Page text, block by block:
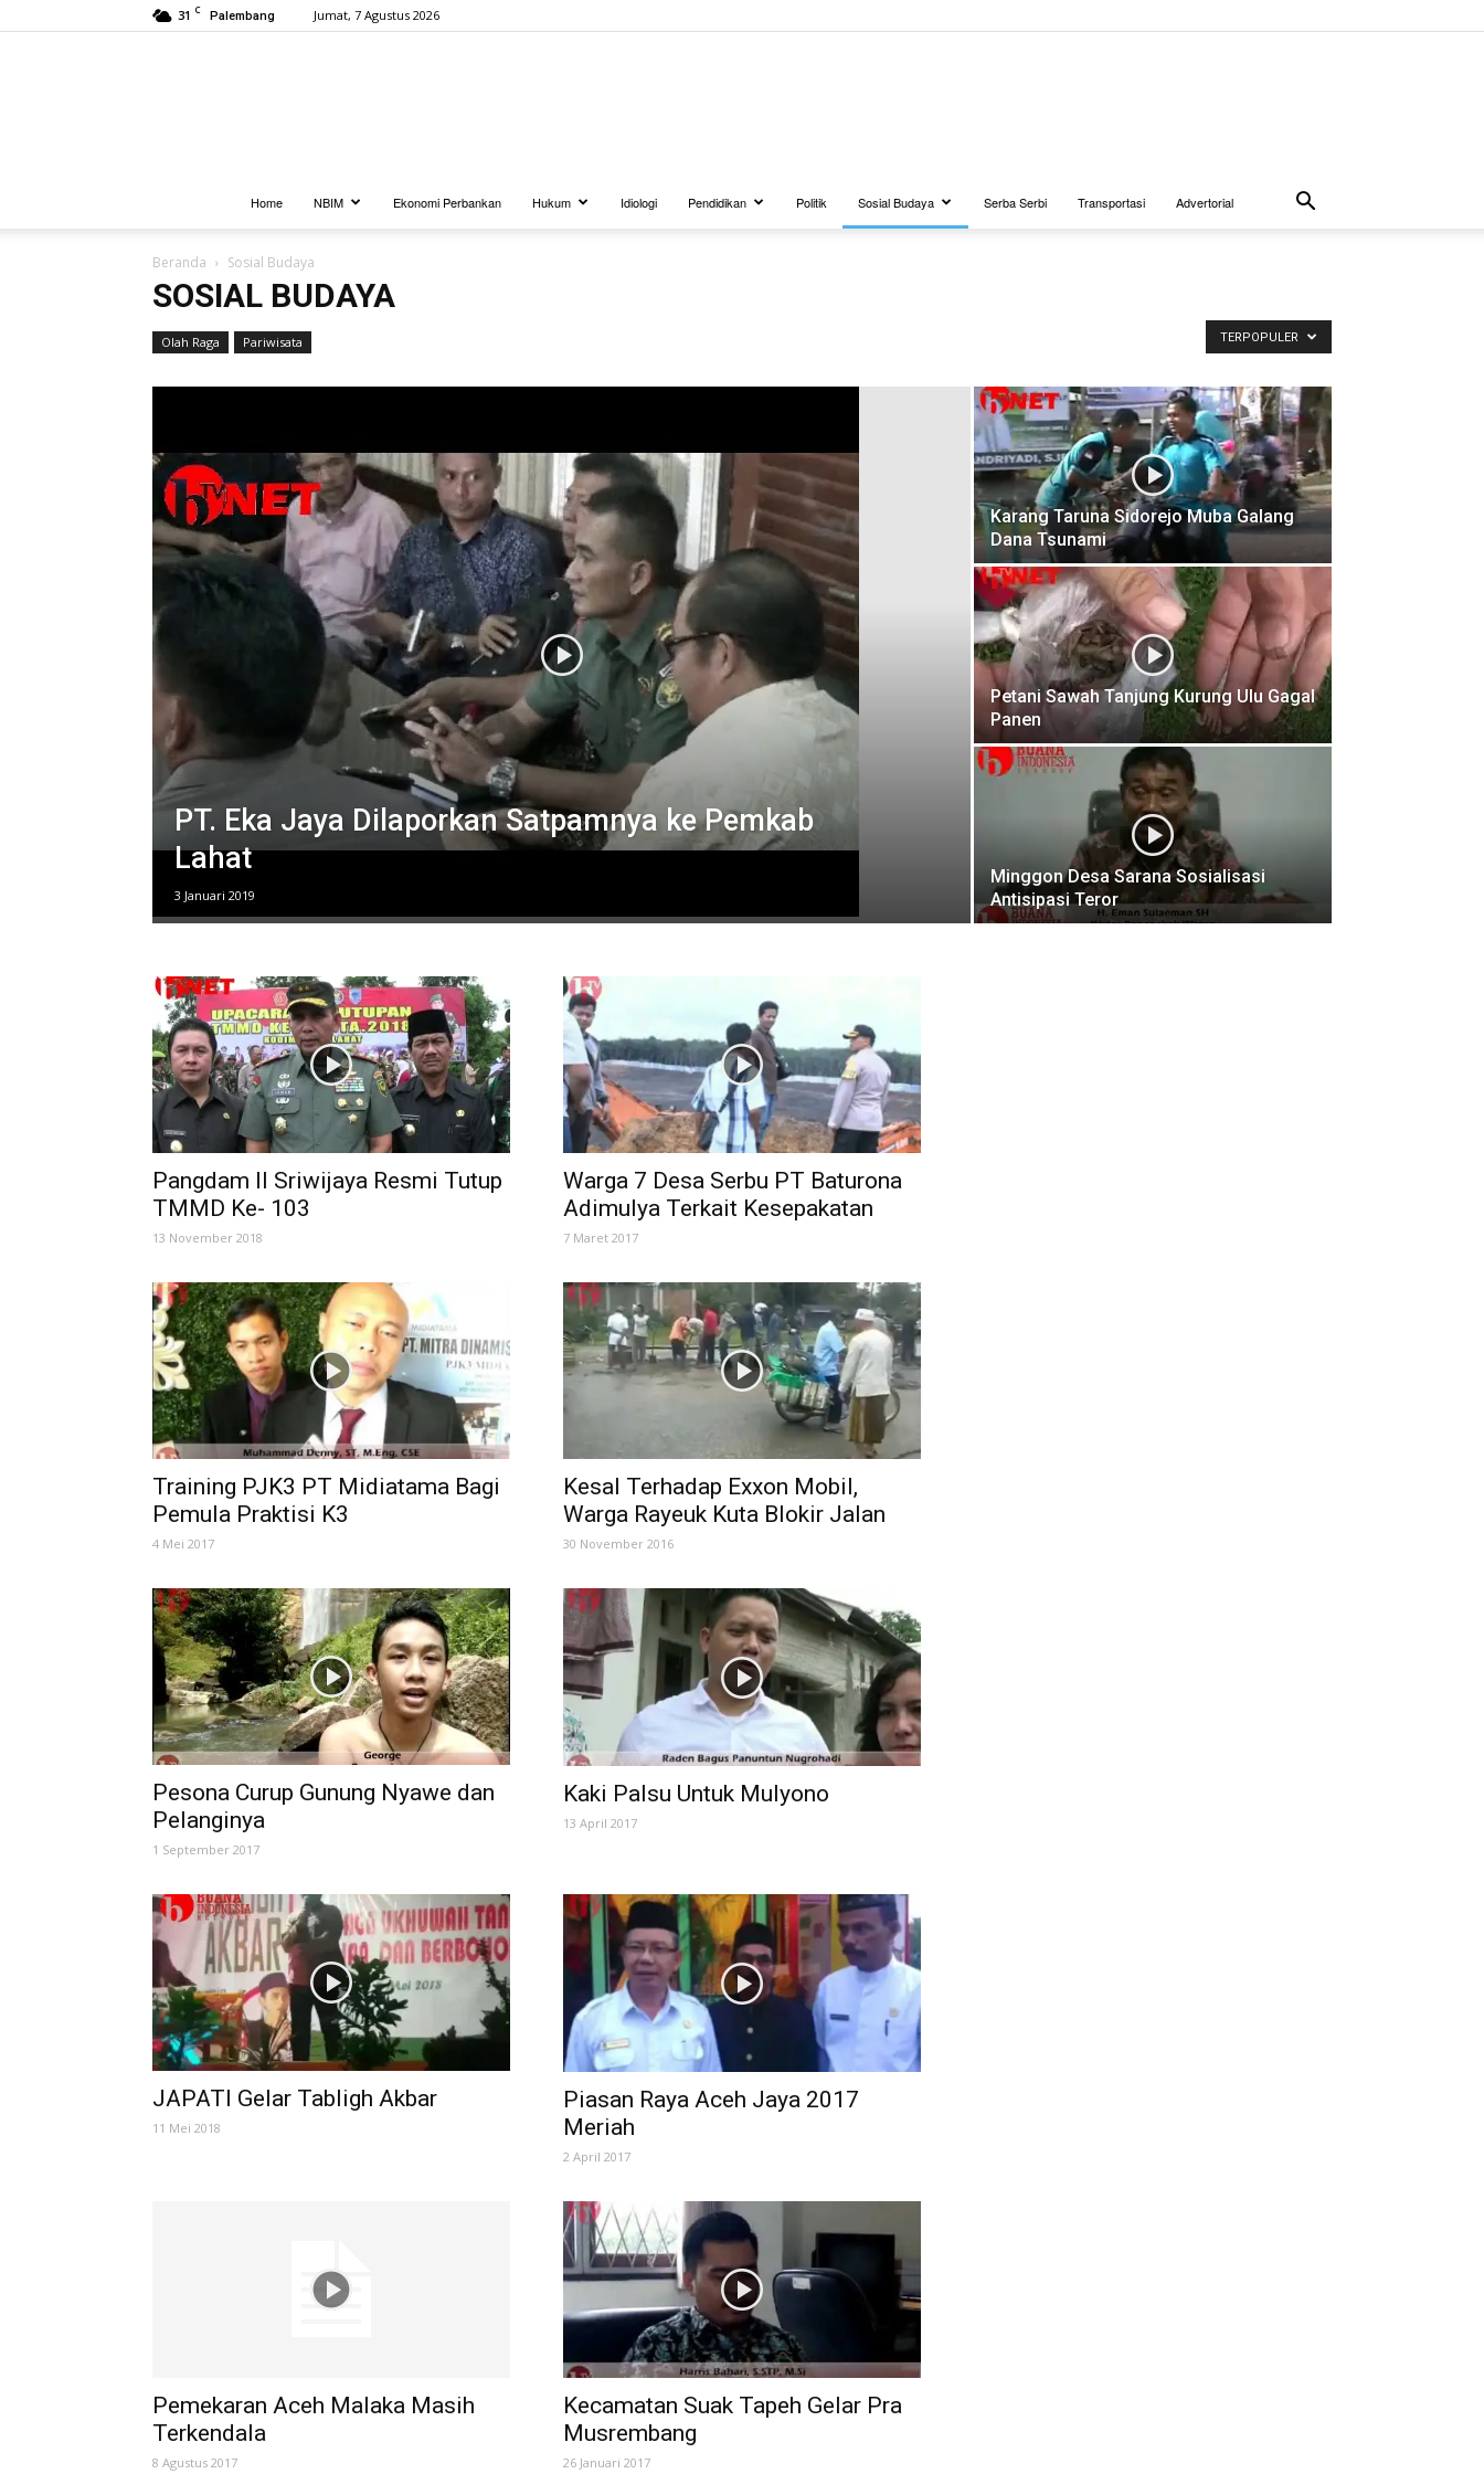
31 C Palembang Jumat, 7 Agustus 2026
Home
NBIM Ekonomi Perbankan Hukum Idiologi Pendidikan Politik Sosial Budaya Serba Serbi Transportasi Advertorial
Beranda Sosial Budaya
SOSIAL BUDAYA
Olah Raga Pariwisata TERPOPULER
PT. Eka Jaya Dilaporkan Satpamnya ke Pemkab
Lahat
3 Januari 2019
Karang Taruna Sidorejo Muba Galang
Dana Tsunami
Petani Sawah Tanjung Kurung Ulu Gagal
Panen
Minggon Desa Sarana Sosialisasi
Antisipasi Teror
Pangdam II Sriwijaya Resmi Tutup
TMMD Ke- 103
13 November 2018
Warga 7 Desa Serbu PT Baturona
Adimulya Terkait Kesepakatan
7 Maret 2017
Training PJK3 PT Midiatama Bagi
Pemula Praktisi K3
4 Mei 2017
Kesal Terhadap Exxon Mobil,
Warga Rayeuk Kuta Blokir Jalan
30 November 2016
Pesona Curup Gunung Nyawe dan
Pelanginya
1 September 2017
Kaki Palsu Untuk Mulyono
13 April 2017
JAPATI Gelar Tabligh Akbar
11 Mei 2018
Piasan Raya Aceh Jaya 2017
Meriah
2 April 2017
Pemekaran Aceh Malaka Masih
Terkendala
8 Agustus 2017
Kecamatan Suak Tapeh Gelar Pra
Musrembang
26 Januari 2017